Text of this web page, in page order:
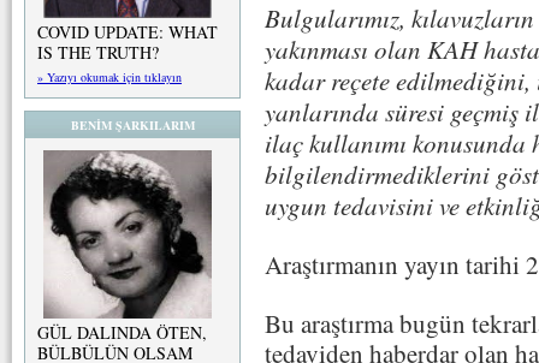
COVID UPDATE: WHAT
IS THE TRUTH?
» Yazıyı okumak için tıklayın
BENİM ŞARKILARIM
GÜL DALINDA ÖTEN,
BÜLBÜLÜN OLSAM
Bulgularımız,
yakınması olan KAH
kadar reçete
yanlarında süresi
ilaç kullanımı konusunda
bilgilendirmediklerini
uygun tedavisini ve
Araştırmanın yayın tarihi
Bu araştırma bugün
tedaviden haberdar olan